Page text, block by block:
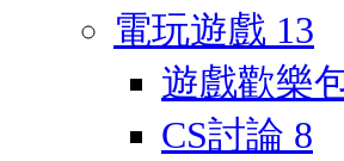
電玩遊戲 13
遊戲歡樂
CS討論 8